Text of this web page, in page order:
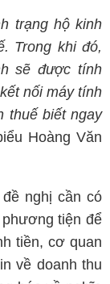
trạng hộ kinh
Trong khi đó,
sẽ được tính
nối máy tính
thuế biết ngay
Hoàng Văn
nghị cần có
tiện để
tiền, cơ quan
về doanh thu